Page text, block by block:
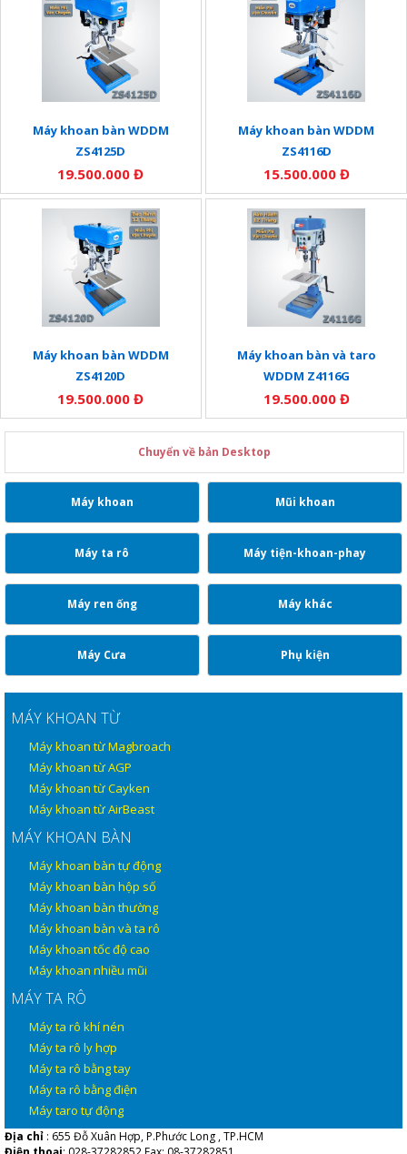
Máy khoan bàn WDDM
ZS4125D
19.500.000 Đ
Máy khoan bàn WDDM
ZS4116D
15.500.000 Đ
Máy khoan bàn WDDM
ZS4120D
19.500.000 Đ
Máy khoan bàn và taro
WDDM Z4116G
19.500.000 Đ
Chuyển về bản Desktop
Máy khoan Mũi khoan
Máy ta rô Máy tiện-khoan-phay
Máy ren ống Máy khác
Máy Cưa Phụ kiện
MÁY KHOAN TỪ
Máy khoan từ Magbroach
Máy khoan từ AGP
Máy khoan từ Cayken
Máy khoan từ AirBeast
MÁY KHOAN BÀN
Máy khoan bàn tự động
Máy khoan bàn hộp số
Máy khoan bàn thường
Máy khoan bàn và ta rô
Máy khoan tốc độ cao
Máy khoan nhiều mũi
MÁY TA RÔ
Máy ta rô khí nén
Máy ta rô ly hợp
Máy ta rô bằng tay
Máy ta rô bằng điện
Máy taro tự động
Địa chỉ : 655 Đỗ Xuân Hợp, P.Phước Long , TP.HCM